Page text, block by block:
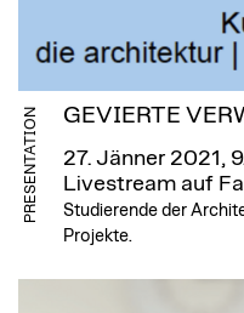
PRESENTATION GEVIERTE
27. Jänner 2021,
Livestream auf
Studierende der
Projekte.